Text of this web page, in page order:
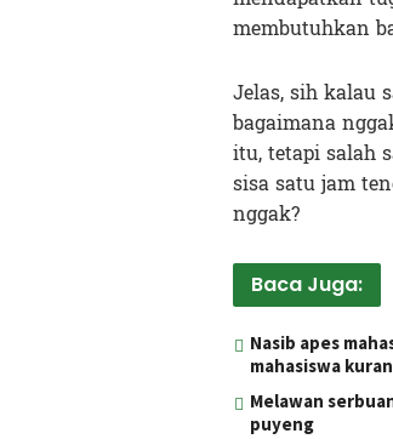
membutuhkan
Jelas, sih kalau
bagaimana
itu, tetapi salah
sisa satu jam
nggak?
Baca Juga:
Nasib apes
mahasiswa
Melawan
puyeng